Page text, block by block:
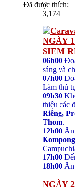
Đã được thích:
3,174
NGÀY
SIEM
06h00
sáng và
07h00
Làm thủ
09h30
thiệu các
Riêng,
Thom.
12h00 Ăn
17h00
18h00 Ăn
NGÀY